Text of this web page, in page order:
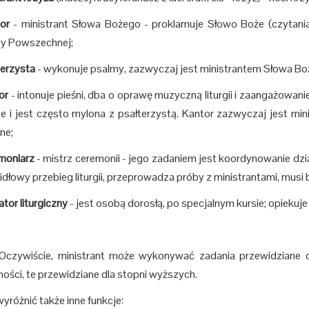
- ministrant Słowa Bożego - proklamuje Słowo Boże
Powszechnej;
- wykonuje psalmy, zazwyczaj jest ministrantem Słowa
- intonuje pieśni, dba o oprawę muzyczną liturgii i
i jest często mylona z psałterzystą. Kantor zazwyczaj jest
- mistrz ceremonii - jego zadaniem jest koordynowanie
przebieg liturgii, przeprowadza próby z ministrantami,
liturgiczny- jest osobą dorosłą, po specjalnym kursie;
ministrant może wykonywać zadania przewidziane
te przewidziane dla stopni wyższych.
także inne funkcje: